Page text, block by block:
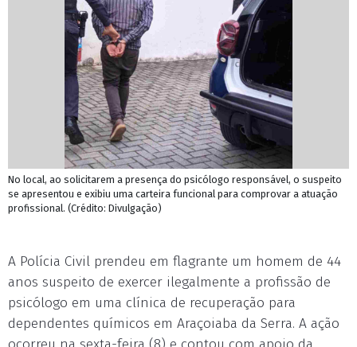
No local, ao solicitarem a presença do psicólogo responsável, o suspeito
se apresentou e exibiu uma carteira funcional para comprovar a atuação
profissional. (Crédito: Divulgação)
A Polícia Civil prendeu em flagrante um homem de 44
anos suspeito de exercer ilegalmente a profissão de
psicólogo em uma clínica de recuperação para
dependentes químicos em Araçoiaba da Serra. A ação